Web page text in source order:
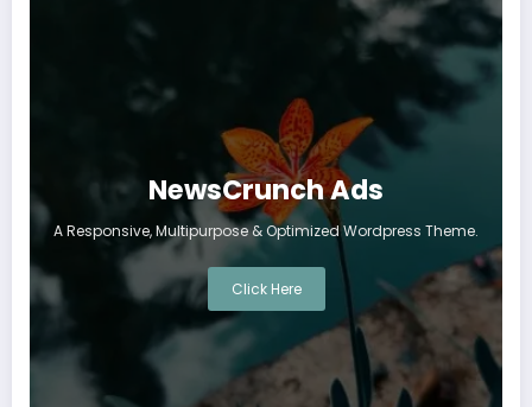
NewsCrunch Ads
A Responsive, Multipurpose & Optimized Wordpress Theme.
Click Here